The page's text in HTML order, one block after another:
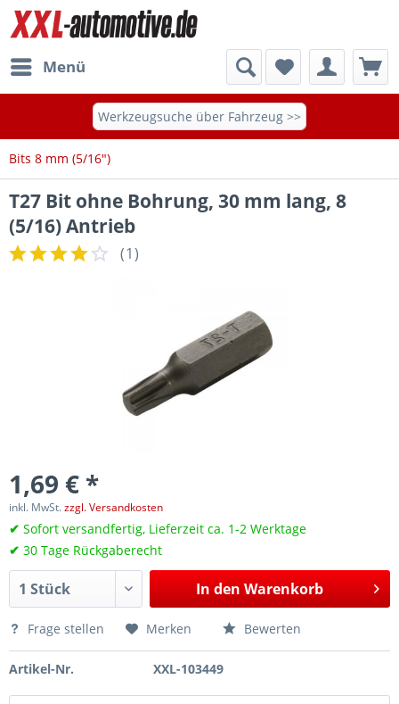
Menü
Werkzeugsuche über Fahrzeug >>
Bits 8 mm (5/16")
T27 Bit ohne Bohrung, 30 mm lang, 8
(5/16) Antrieb
(1)
1,69 € *
inkl. MwSt.zzgl. Versandkosten
✔ Sofort versandfertig, Lieferzeit ca. 1-2 Werktage
✔ 30 Tage Rückgaberecht
In den Warenkorb
Frage stellen Merken Bewerten
Artikel-Nr. XXL-103449